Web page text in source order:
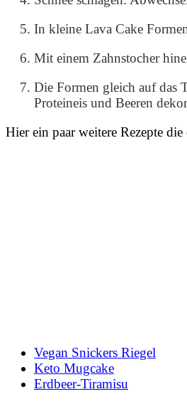
In kleine Lava Cake
Mit einem Zahnstocher
Die Formen gleich auf das
Proteineis und Beeren
Hier ein paar weitere Rezepte
Vegan Snickers Riegel
Keto Mugcake
Erdbeer-Tiramisu